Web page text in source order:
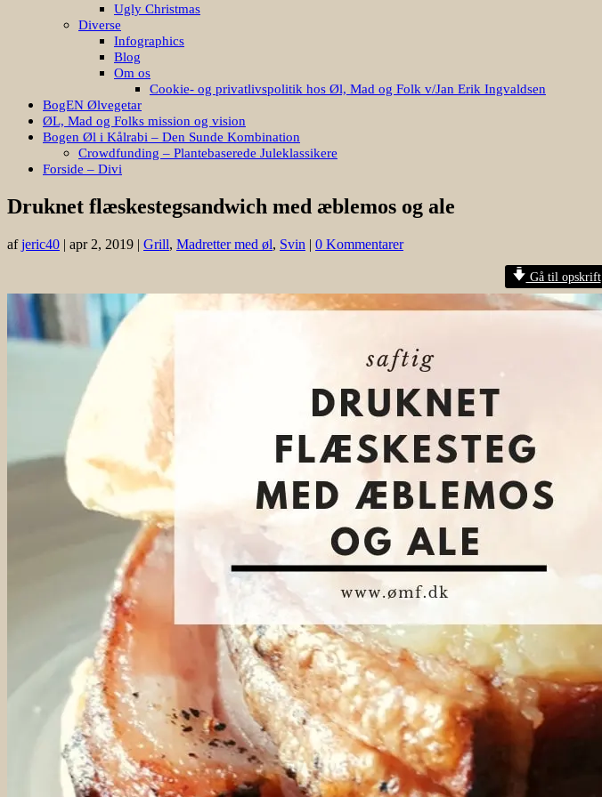
Ugly Christmas
Diverse
Infographics
Blog
Om os
Cookie- og privatlivspolitik hos Øl, Mad og Folk v/Jan Erik Ingvaldsen
BogEN Ølvegetar
ØL, Mad og Folks mission og vision
Bogen Øl i Kålrabi – Den Sunde Kombination
Crowdfunding – Plantebaserede Juleklassikere
Forside – Divi
Druknet flæskestegsandwich med æblemos og ale
afjeric40 | apr 2, 2019 | Grill, Madretter med øl, Svin | 0 Kommentarer
Gå til opskrift